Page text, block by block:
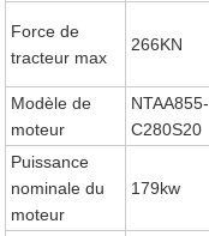
Force de
tracteur max
266KN
Modèle de
moteur
NTAA855-
C280S20
Puissance
nominale du
moteur
179kw